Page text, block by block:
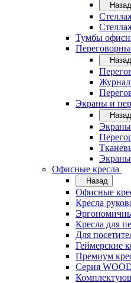
Назад
Тумбы
Назад
Экраны и
Назад
Экраны
Офисные кресла
Назад
Офисные
Кресла
Кресла для
Для
Геймерские
Премиум
Серия